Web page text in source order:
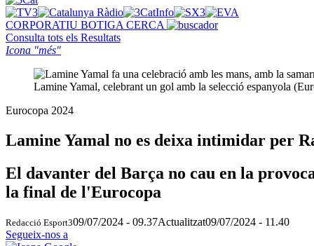
CORPORATIU BOTIGA CERCA
Consulta tots els Resultats
Icona "més"
Lamine Yamal, celebrant un gol amb la selecció espanyola
Eurocopa 2024
Lamine Yamal no es deixa intimidar per
El davanter del Barça no cau en la
la final de l'Eurocopa
Redacció Esport309/07/2024 - 09.37Actualitzat09/07/2024 - 11.40
Segueix-nos a